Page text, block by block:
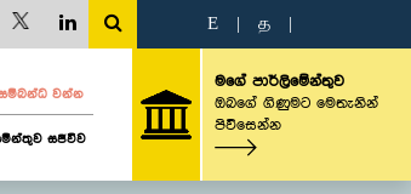
E த
වන්න
සජීවීව
මගේ පාර්ලිමේන්තුව
ඔබගේ ගිණුමට මෙතැනින්
පිවිසෙන්න